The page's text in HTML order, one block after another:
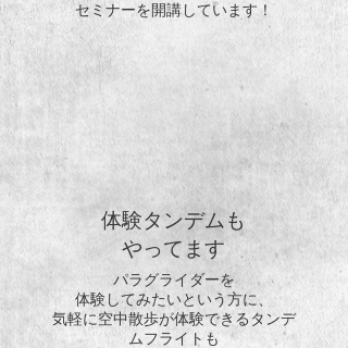
セミナーを開講しています！
体験タンデムも
やってます
パラグライダーを
体験してみたいという方に、
気軽に空中散歩が体験できるタンデ
ムフライトも